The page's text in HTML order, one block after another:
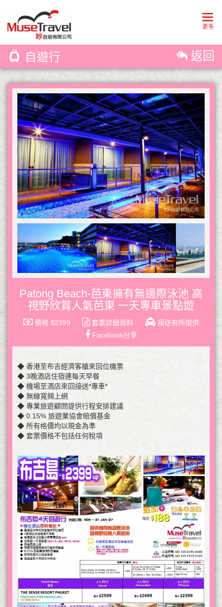
更多
自遊行 返回
Patong Beach-芭東擁有無邊際泳池 高
視野欣賞人氣芭東 一天專車景點遊
價格 $2399 套票詳細資料
接送有所提供
Facebook分享
◆ 香港至布吉經濟客艙來回位機票
◆ 3晚酒店住宿連每天早餐
◆ 機場至酒店來回接送*專車*
◆ 無線寬頻上網
◆ 專業旅遊顧問提供行程安排建議
◆ 0.15% 旅遊業協會賠償基金
◆ 所有格價均以現金為準
◆ 套票價格不包括任何稅項